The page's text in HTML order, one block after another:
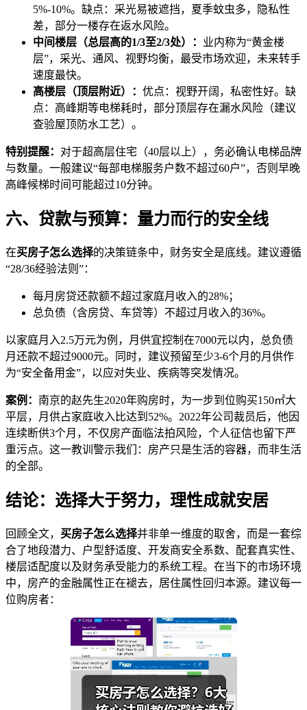
5%-10%。缺点：采光易被遮挡，夏季蚊虫多，隐私性
差，部分一楼存在返水风险。
中间楼层（总层高的1/3至2/3处）： 业内称为“黄金楼
层”，采光、通风、视野均衡，最受市场欢迎，未来转手
速度最快。
高楼层（顶层附近）： 优点：视野开阔，私密性好。缺
点：高峰期等电梯耗时，部分顶层存在漏水风险（建议
查验屋顶防水工艺）。
特别提醒： 对于超高层住宅（40层以上），务必确认电梯品牌
与数量。一般建议“每部电梯服务户数不超过60户”，否则早晚
高峰候梯时间可能超过10分钟。
六、贷款与预算：量力而行的安全线
在买房子怎么选择的决策链条中，财务安全是底线。建议遵循
“28/36经验法则”：
每月房贷还款额不超过家庭月收入的28%；
总负债（含房贷、车贷等）不超过月收入的36%。
以家庭月入2.5万元为例，月供宜控制在7000元以内，总负债
月还款不超过9000元。同时，建议预留至少3-6个月的月供作
为“安全备用金”，以应对失业、疾病等突发情况。
案例： 南京的赵先生2020年购房时，为一步到位购买150㎡大
平层，月供占家庭收入比达到52%。2022年公司裁员后，他因
连续断供3个月，不仅房产面临法拍风险，个人征信也留下严
重污点。这一教训警示我们：房产只是生活的容器，而非生活
的全部。
结论：选择大于努力，理性成就安居
回顾全文， 买房子怎么选择并非单一维度的取舍，而是一套综
合了地段潜力、户型舒适度、开发商安全系数、配套真实性、
楼层适配度以及财务承受能力的系统工程。在当下的市场环境
中，房产的金融属性正在褪去，居住属性回归本源。建议每一
位购房者：